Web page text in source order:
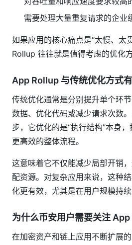
需要处理大量重复请求的企业
如果应用的核心痛点是“太慢、太
Rollup 往往就是值得考虑的优化方
App Rollup 与传统优化方式
传统优化通常是分别提升单个环
数据、优化代码或减少请求次数
步，它优化的是“执行结构”本身
更高效的整体流程。
这意味着它不仅能减少局部开销
配资源。对复杂应用来说，这种
化更有效，尤其是在用户规模持续
为什么币安用户需要关注
在加密资产和链上应用不断扩展